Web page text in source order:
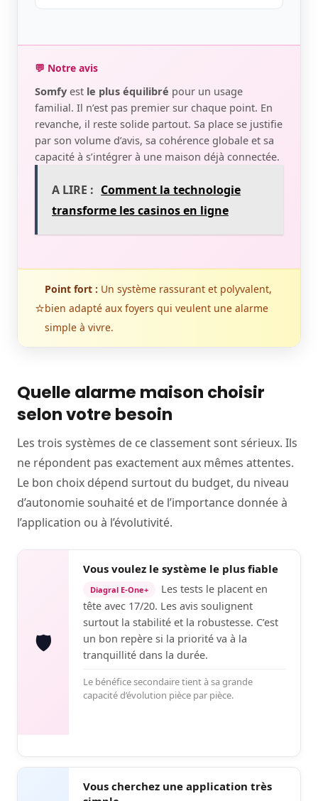
💬 Notre avis
Somfy est le plus équilibré pour un usage
familial. Il n’est pas premier sur chaque point. En
revanche, il reste solide partout. Sa place se justifie
par son volume d’avis, sa cohérence globale et sa
capacité à s’intégrer à une maison déjà connectée.
A LIRE : Comment la technologie
transforme les casinos en ligne
⭐
Point fort : Un système rassurant et polyvalent,
bien adapté aux foyers qui veulent une alarme
simple à vivre.
Quelle alarme maison choisir
selon votre besoin
Les trois systèmes de ce classement sont sérieux. Ils
ne répondent pas exactement aux mêmes attentes.
Le bon choix dépend surtout du budget, du niveau
d’autonomie souhaité et de l’importance donnée à
l’application ou à l’évolutivité.
🛡️
Vous voulez le système le plus fiable
Diagral E-One+
Les tests le placent en
tête avec 17/20. Les avis soulignent
surtout la stabilité et la robustesse. C’est
un bon repère si la priorité va à la
tranquillité dans la durée.
Le bénéfice secondaire tient à sa grande
capacité d’évolution pièce par pièce.
Vous cherchez une application très